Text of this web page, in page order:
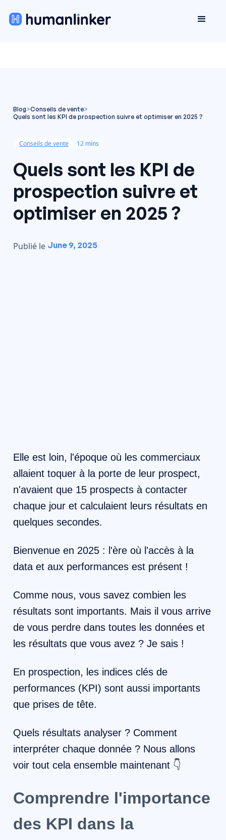
Blog>Conseils de vente>
Quels sont les KPI de prospection suivre et optimiser en 2025 ?
Conseils de vente 12 mins
Quels sont les KPI de
prospection suivre et
optimiser en 2025 ?
Publié le June 9, 2025
Elle est loin, l'époque où les commerciaux
allaient toquer à la porte de leur prospect,
n'avaient que 15 prospects à contacter
chaque jour et calculaient leurs résultats en
quelques secondes.
Bienvenue en 2025 : l'ère où l'accès à la
data et aux performances est présent !
Comme nous, vous savez combien les
résultats sont importants. Mais il vous arrive
de vous perdre dans toutes les données et
les résultats que vous avez ? Je sais !
En prospection, les indices clés de
performances (KPI) sont aussi importants
que prises de tête.
Quels résultats analyser ? Comment
interpréter chaque donnée ? Nous allons
voir tout cela ensemble maintenant 👇
Comprendre l'importance
des KPI dans la